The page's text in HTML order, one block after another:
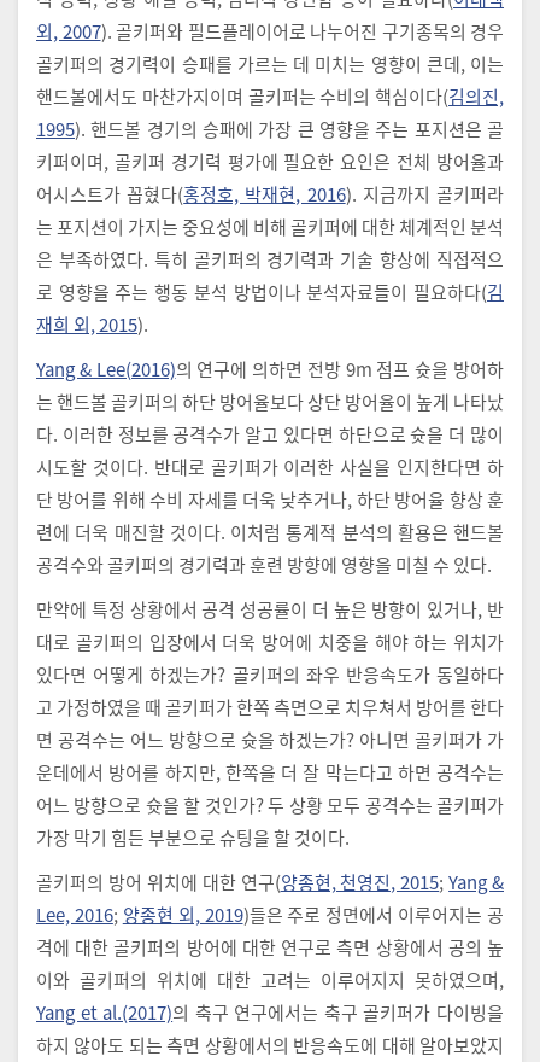
외, 2007). 골키퍼와 필드플레이어로 나누어진 구기종목의 경우
골키퍼의 경기력이 승패를 가르는 데 미치는 영향이 큰데, 이는
핸드볼에서도 마찬가지이며 골키퍼는 수비의 핵심이다(김의진,
1995). 핸드볼 경기의 승패에 가장 큰 영향을 주는 포지션은 골
키퍼이며, 골키퍼 경기력 평가에 필요한 요인은 전체 방어율과
어시스트가 꼽혔다(홍정호, 박재현, 2016). 지금까지 골키퍼라
는 포지션이 가지는 중요성에 비해 골키퍼에 대한 체계적인 분석
은 부족하였다. 특히 골키퍼의 경기력과 기술 향상에 직접적으
로 영향을 주는 행동 분석 방법이나 분석자료들이 필요하다(김
재희 외, 2015).
Yang & Lee(2016)의 연구에 의하면 전방 9m 점프 슛을 방어하
는 핸드볼 골키퍼의 하단 방어율보다 상단 방어율이 높게 나타났
다. 이러한 정보를 공격수가 알고 있다면 하단으로 슛을 더 많이
시도할 것이다. 반대로 골키퍼가 이러한 사실을 인지한다면 하
단 방어를 위해 수비 자세를 더욱 낮추거나, 하단 방어율 향상 훈
련에 더욱 매진할 것이다. 이처럼 통계적 분석의 활용은 핸드볼
공격수와 골키퍼의 경기력과 훈련 방향에 영향을 미칠 수 있다.
만약에 특정 상황에서 공격 성공률이 더 높은 방향이 있거나, 반
대로 골키퍼의 입장에서 더욱 방어에 치중을 해야 하는 위치가
있다면 어떻게 하겠는가? 골키퍼의 좌우 반응속도가 동일하다
고 가정하였을 때 골키퍼가 한쪽 측면으로 치우쳐서 방어를 한다
면 공격수는 어느 방향으로 슛을 하겠는가? 아니면 골키퍼가 가
운데에서 방어를 하지만, 한쪽을 더 잘 막는다고 하면 공격수는
어느 방향으로 슛을 할 것인가? 두 상황 모두 공격수는 골키퍼가
가장 막기 힘든 부분으로 슈팅을 할 것이다.
골키퍼의 방어 위치에 대한 연구(양종현, 천영진, 2015;Yang &
Lee, 2016; 양종현 외, 2019)들은 주로 정면에서 이루어지는 공
격에 대한 골키퍼의 방어에 대한 연구로 측면 상황에서 공의 높
이와 골키퍼의 위치에 대한 고려는 이루어지지 못하였으며,
Yang et al.(2017)의 축구 연구에서는 축구 골키퍼가 다이빙을
하지 않아도 되는 측면 상황에서의 반응속도에 대해 알아보았지